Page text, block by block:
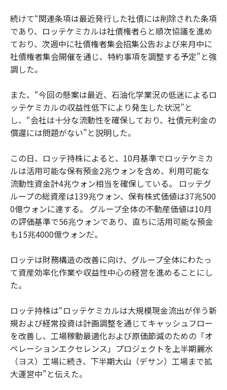
続けて“関連条項は最近発行した社債には削除された条項
であり、ロッテケミカルは社債権者らと順次協議を進め
ており、次週中に社債権者集会招集公告および来月中に
社債権者集会開催を通じ、特約事項を調整する予定”と強
調した。
また、“今回の懸案は最近、石油化学業況の低迷によるロ
ッテケミカルの収益性低下により発生した状況”と
し、“会社は十分な流動性を確保しており、社債元利金の
償還には問題がない”と説明した。
この日、ロッテ持株によると、10月基準でロッテケミカ
ルは活用可能な保有預金2兆ウォンを含め、利用可能な
流動性資金計4兆ウォン相当を確保している。 ロッテグ
ループの総資産は139兆ウォン、保有株式価値は37兆500
0億ウォンに達する。 グループ全体の不動産価値は10月
の評価基準で56兆ウォンであり、直ちに活用可能な預金
も15兆4000億ウォンだ。
ロッテは財務構造の改善に向け、グループ全体にわたっ
て資産効率化作業や収益性中心の経営を進めることにし
た。
ロッテ持株は“ロッテケミカルは大規模現金流出が伴う新
規および経常投資は計画調整を通じてキャッシュフロー
を改善し、工場稼動最適化および原価節減のための「オ
ペレーションエクセレンス」プロジェクトを上半期麗水
（ヨス）工場に続き、下半期大山（デサン）工場まで拡
大運営中”と伝えた。